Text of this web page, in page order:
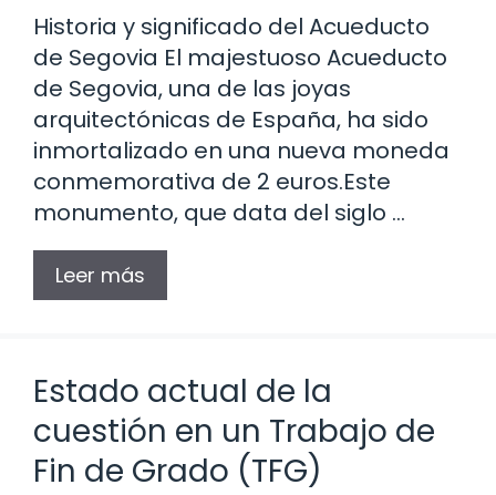
Historia y significado del Acueducto
de Segovia El majestuoso Acueducto
de Segovia, una de las joyas
arquitectónicas de España, ha sido
inmortalizado en una nueva moneda
conmemorativa de 2 euros.Este
monumento, que data del siglo …
Leer más
Estado actual de la
cuestión en un Trabajo de
Fin de Grado (TFG)